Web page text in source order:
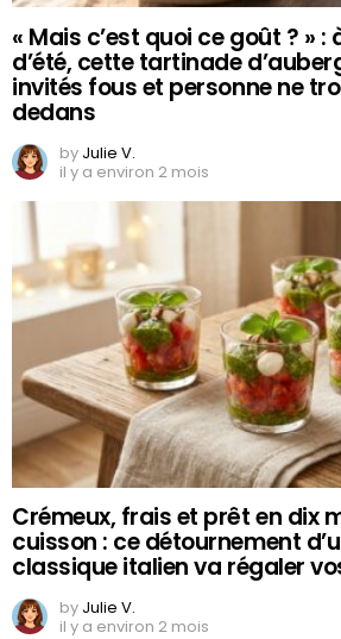
« Mais c’est quoi ce goût ? »
d’été, cette tartinade
invités fous et personne ne
dedans
by Julie V.
il y a environ 2 mois
Crémeux, frais et prêt en dix
cuisson : ce détournement
classique italien va régaler
by Julie V.
il y a environ 2 mois